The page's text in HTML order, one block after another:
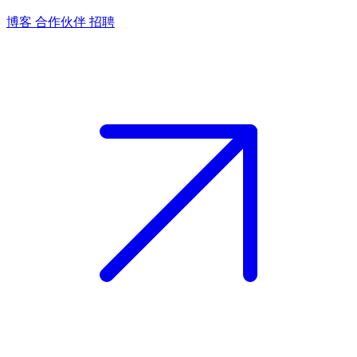
博客 合作伙伴 招聘